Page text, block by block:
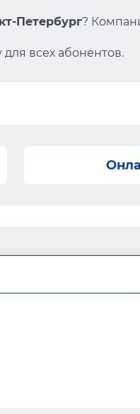
Петербург?
всех абонентов.